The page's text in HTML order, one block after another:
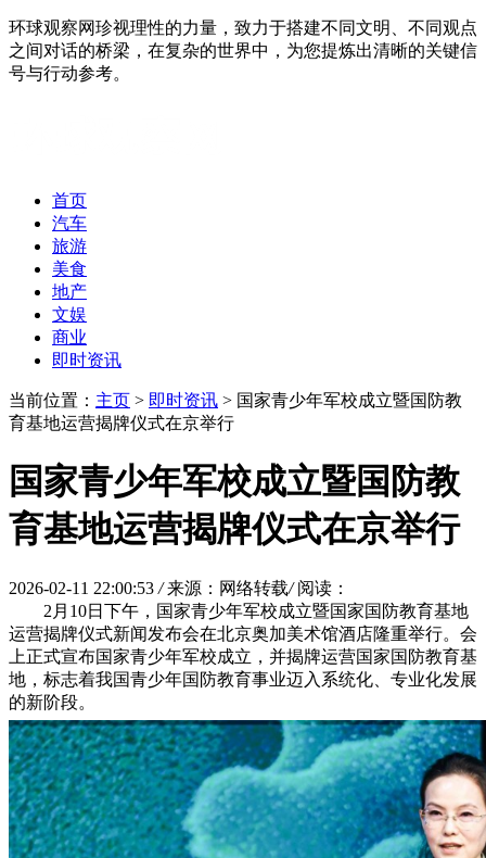
环球观察网珍视理性的力量，致力于搭建不同文明、不同观点
之间对话的桥梁，在复杂的世界中，为您提炼出清晰的关键信
号与行动参考。
首页
汽车
旅游
美食
地产
文娱
商业
即时资讯
当前位置： 主页 > 即时资讯 > 国家青少年军校成立暨国防教
育基地运营揭牌仪式在京举行
国家青少年军校成立暨国防教
育基地运营揭牌仪式在京举行
2026-02-11 22:00:53 / 来源：网络转载/ 阅读：
2月10日下午，国家青少年军校成立暨国家国防教育基地
运营揭牌仪式新闻发布会在北京奥加美术馆酒店隆重举行。会
上正式宣布国家青少年军校成立，并揭牌运营国家国防教育基
地，标志着我国青少年国防教育事业迈入系统化、专业化发展
的新阶段。